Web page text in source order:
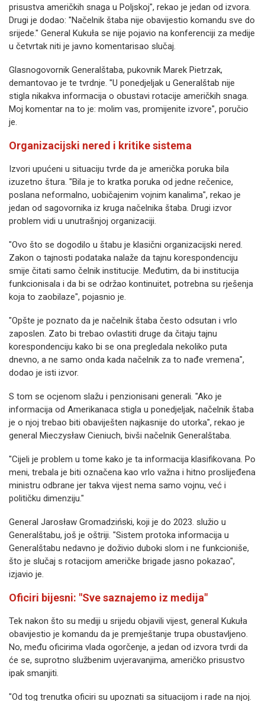
prisustva američkih snaga u Poljskoj", rekao je jedan od izvora.
Drugi je dodao: "Načelnik štaba nije obavijestio komandu sve do
srijede." General Kukuła se nije pojavio na konferenciji za medije
u četvrtak niti je javno komentarisao slučaj.
Glasnogovornik Generalštaba, pukovnik Marek Pietrzak,
demantovao je te tvrdnje. "U ponedjeljak u Generalštab nije
stigla nikakva informacija o obustavi rotacije američkih snaga.
Moj komentar na to je: molim vas, promijenite izvore", poručio
je.
Organizacijski nered i kritike sistema
Izvori upućeni u situaciju tvrde da je američka poruka bila
izuzetno štura. "Bila je to kratka poruka od jedne rečenice,
poslana neformalno, uobičajenim vojnim kanalima", rekao je
jedan od sagovornika iz kruga načelnika štaba. Drugi izvor
problem vidi u unutrašnjoj organizaciji.
"Ovo što se dogodilo u štabu je klasični organizacijski nered.
Zakon o tajnosti podataka nalaže da tajnu korespondenciju
smije čitati samo čelnik institucije. Međutim, da bi institucija
funkcionisala i da bi se održao kontinuitet, potrebna su rješenja
koja to zaobilaze", pojasnio je.
"Opšte je poznato da je načelnik štaba često odsutan i vrlo
zaposlen. Zato bi trebao ovlastiti druge da čitaju tajnu
korespondenciju kako bi se ona pregledala nekoliko puta
dnevno, a ne samo onda kada načelnik za to nađe vremena",
dodao je isti izvor.
S tom se ocjenom slažu i penzionisani generali. "Ako je
informacija od Amerikanaca stigla u ponedjeljak, načelnik štaba
je o njoj trebao biti obaviješten najkasnije do utorka", rekao je
general Mieczysław Cieniuch, bivši načelnik Generalštaba.
"Cijeli je problem u tome kako je ta informacija klasifikovana. Po
meni, trebala je biti označena kao vrlo važna i hitno proslijeđena
ministru odbrane jer takva vijest nema samo vojnu, već i
političku dimenziju."
General Jarosław Gromadziński, koji je do 2023. služio u
Generalštabu, još je oštriji. "Sistem protoka informacija u
Generalštabu nedavno je doživio duboki slom i ne funkcioniše,
što je slučaj s rotacijom američke brigade jasno pokazao",
izjavio je.
Oficiri bijesni: "Sve saznajemo iz medija"
Tek nakon što su mediji u srijedu objavili vijest, general Kukuła
obavijestio je komandu da je premještanje trupa obustavljeno.
No, među oficirima vlada ogorčenje, a jedan od izvora tvrdi da
će se, suprotno službenim uvjeravanjima, američko prisustvo
ipak smanjiti.
"Od tog trenutka oficiri su upoznati sa situacijom i rade na njoj.